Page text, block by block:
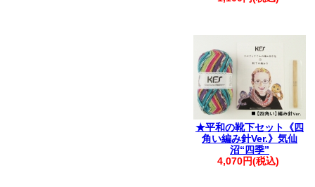
★平和の靴下セット《四
角い編み針Ver.》気仙
沼“四季”
4,070円(税込)